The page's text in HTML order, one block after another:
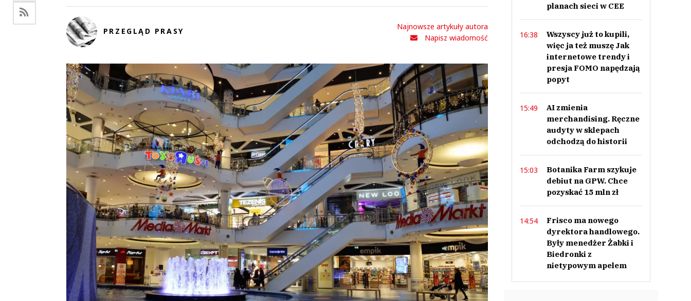
PRZEGLĄD PRASY
Najnowsze artykuły autora
Napisz wiadomość
planach sieci w CEE
16:38
Wszyscy już to kupili,
więc ja też muszę Jak
internetowe trendy i
presja FOMO napędzają
popyt
15:49
AI zmienia
merchandising. Ręczne
audyty w sklepach
odchodzą do historii
15:03
Botanika Farm szykuje
debiut na GPW. Chce
pozyskać 15 mln zł
14:54
Frisco ma nowego
dyrektora handlowego.
Były menedżer Żabki i
Biedronki z
nietypowym apelem